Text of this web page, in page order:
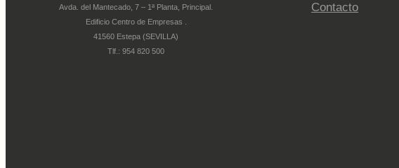
Avda. del Mantecado, 7 – 1ª Planta, Principal.
Edificio Centro de Empresas .
41560 Estepa (SEVILLA)
Tlf.: 954 820 500
Contacto